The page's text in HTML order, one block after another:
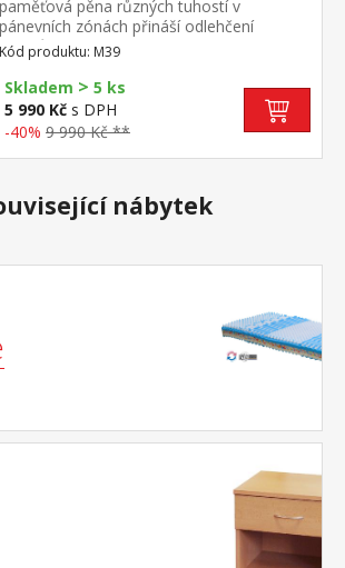
paměťová pěna různých tuhostí v
pánevních zónách přináší odlehčení
kloubům a celému pohybovému aparátu
7zónová anatomická masážní profilace –
velice jemná masáž v průběhu spánku
matrace s Visco systémem rozdílné tuhosti
stran vhodná pro všechny typy roštů potah
nosnost do120 kg
Kód produktu: M39
Skladem > 5 ks
5 990 Kč s DPH
-40% 9 990 Kč **
nábytek